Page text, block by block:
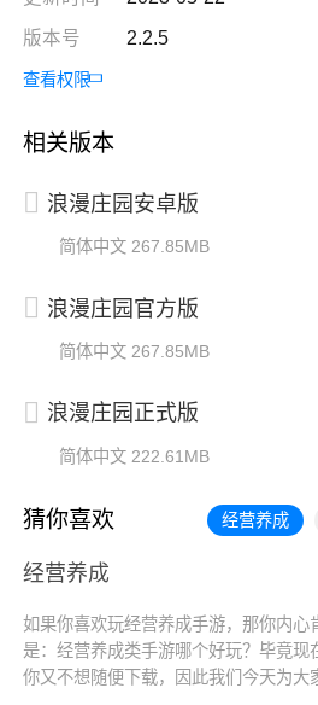
版本号
2.2.5
查看权限
相关版本
浪漫庄园安卓版
简体中文 267.85MB
浪漫庄园官方版
简体中文 267.85MB
浪漫庄园正式版
简体中文 222.61MB
猜你喜欢 经营养成
经营养成
如果你喜欢玩经营养成手游，那你内心
是：经营养成类手游哪个好玩？毕竟现
你又不想随便下载，因此我们今天为大